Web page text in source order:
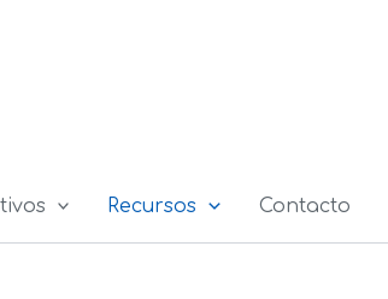
Recursos Contacto